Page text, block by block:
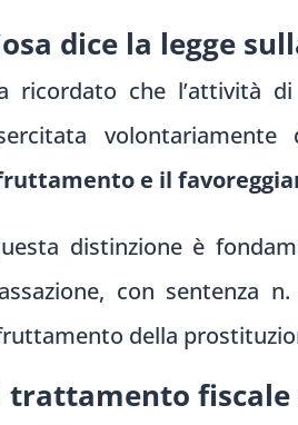
dice la legge
ricordato che l’attività
e il
distinzione è
con sentenza
della
trattamento